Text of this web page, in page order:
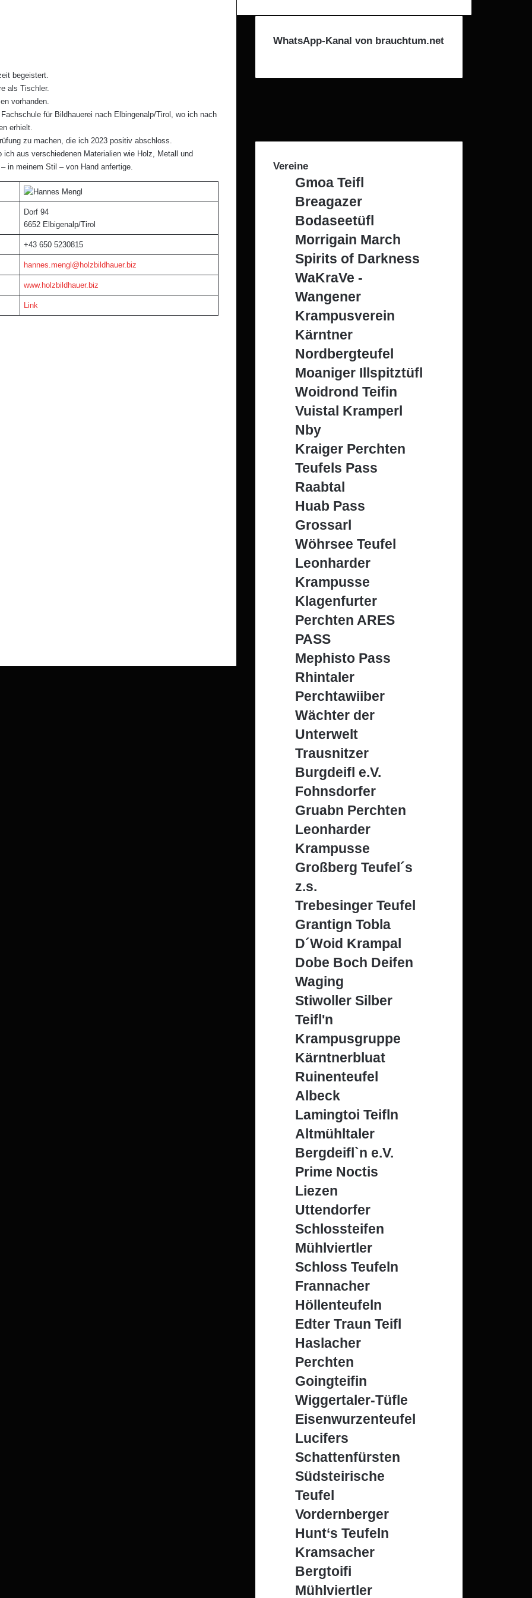
begeistert.
als Tischler.
vorhanden.
für Bildhauerei nach Elbingenalp/Tirol, wo ich nach
erhielt.
zu machen, die ich 2023 positiv abschloss.
aus verschiedenen Materialien wie Holz, Metall und
in meinem Stil – von Hand anfertige.
Dorf 94
6652 Elbigenalp/Tirol
+43 650 5230815
hannes.mengl@holzbildhauer.biz
www.holzbildhauer.biz
Link
WhatsApp-Kanal von brauchtum.net
Vereine
Gmoa Teifl
Breagazer
Bodaseetüfl
Morrigain March
Spirits of Darkness
WaKraVe -
Wangener
Krampusverein
Kärntner
Nordbergteufel
Moaniger Illspitztüfl
Woidrond Teifin
Vuistal Kramperl
Nby
Kraiger Perchten
Teufels Pass
Raabtal
Huab Pass
Grossarl
Wöhrsee Teufel
Leonharder
Krampusse
Klagenfurter
Perchten ARES
PASS
Mephisto Pass
Rhintaler
Perchtawiiber
Wächter der
Unterwelt
Trausnitzer
Burgdeifl e.V.
Fohnsdorfer
Gruabn Perchten
Leonharder
Krampusse
Großberg Teufel´s
z.s.
Trebesinger Teufel
Grantign Tobla
D´Woid Krampal
Dobe Boch Deifen
Waging
Stiwoller Silber
Teifl'n
Krampusgruppe
Kärntnerbluat
Ruinenteufel
Albeck
Lamingtoi Teifln
Altmühltaler
Bergdeifl`n e.V.
Prime Noctis
Liezen
Uttendorfer
Schlossteifen
Mühlviertler
Schloss Teufeln
Frannacher
Höllenteufeln
Edter Traun Teifl
Haslacher
Perchten
Goingteifin
Wiggertaler-Tüfle
Eisenwurzenteufel
Lucifers
Schattenfürsten
Südsteirische
Teufel
Vordernberger
Hunt‘s Teufeln
Kramsacher
Bergtoifi
Mühlviertler